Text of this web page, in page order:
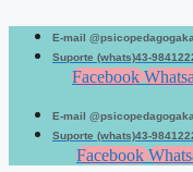
para
E-mail
Suporte (whats)43-
Facebook
E-mail
Suporte (whats)43-
Facebook